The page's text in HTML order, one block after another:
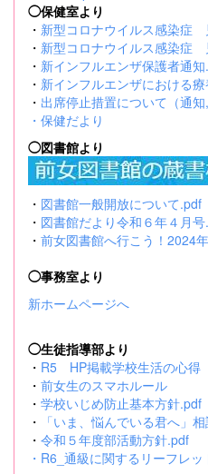
◯保健室より
・ 新型コロナウイルス感染症
・ 新型コロナウイルス感染症
・ 新インフルエンザ保護者通
・ 新インフルエンザにおける
・ 出席停止措置について（通
・ 保健だより
◯図書館より
・ 図書館一般開放について.pdf
・ 図書館だより令和６年４月
・ 前女図書館へ行こう！2024
◯事務室より
新ホームページへ
◯生徒指導部より
・ R5 HP掲載学校生活の心得
・ 前女生のスマホルール
・ 学校いじめ防止基本方針.pdf
・
「いま、悩んでいる君へ」
・ 令和５年度部活動方針.pdf
・ R6_通級に関するリーフレッ